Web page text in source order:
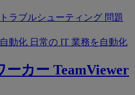
ラブルシューティング 問題
動化 日常の IT 業務を自動化
ーカー TeamViewer